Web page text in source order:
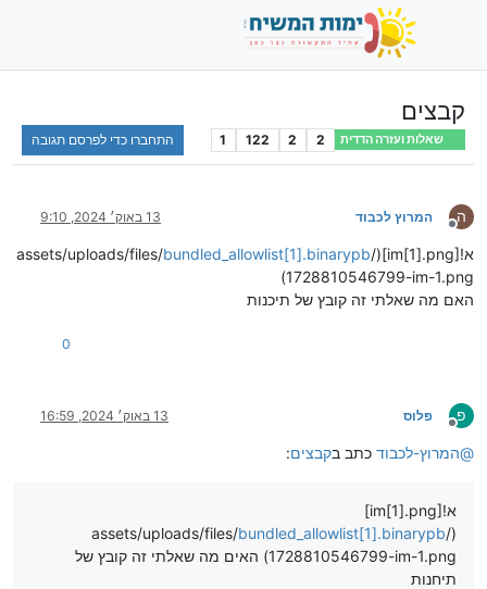
קבצים
שאלות ועזרה הדדית 2
2
122
1 התחברו כדי לפרסם תגובה
ה
מנותק
המרוץ לכבוד 13 באוק׳ 2024, 9:10
א![im[1].png](/assets/uploads/files/
bundled_allowlist[1].binarypb
1728810546799-im-1.png)
האם מה שאלתי זה קובץ של תיכנות
0
פ
מנותק
פלוס 13 באוק׳ 2024, 16:59
@המרוץ-לכבוד כתב בקבצים:
א![im[1].png]
(/assets/uploads/files/
bundled_allowlist[1].binarypb
1728810546799-im-1.png) האים מה שאלתי זה קובץ של
תיחנות